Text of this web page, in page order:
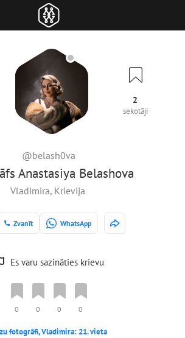
Anastasiya Belashova
@belash0va
2
sekotāji
Vladimira, Krievija
Zvanīt WhatsApp
Es varu sazināties krievu
0 0 0 0
fotogrāfi, Vladimira: 21. vieta